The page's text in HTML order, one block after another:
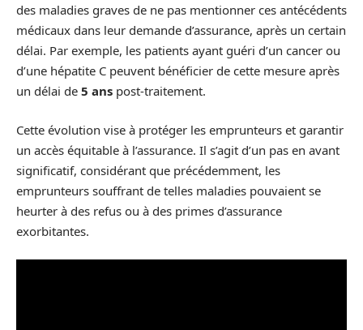
des maladies graves de ne pas mentionner ces antécédents
médicaux dans leur demande d’assurance, après un certain
délai. Par exemple, les patients ayant guéri d’un cancer ou
d’une hépatite C peuvent bénéficier de cette mesure après
un délai de 5 ans post-traitement.
Cette évolution vise à protéger les emprunteurs et garantir
un accès équitable à l’assurance. Il s’agit d’un pas en avant
significatif, considérant que précédemment, les
emprunteurs souffrant de telles maladies pouvaient se
heurter à des refus ou à des primes d’assurance
exorbitantes.